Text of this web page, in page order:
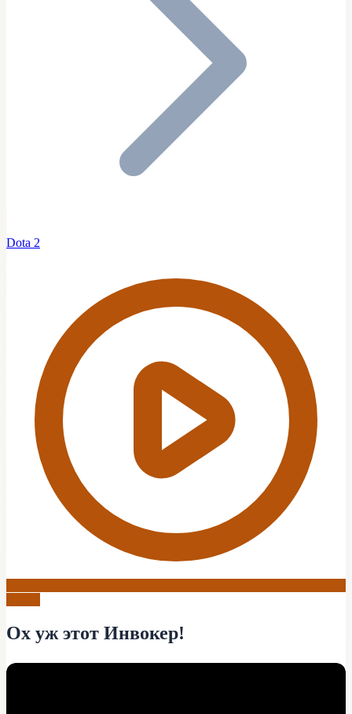
Dota 2
Ох уж этот Инвокер!